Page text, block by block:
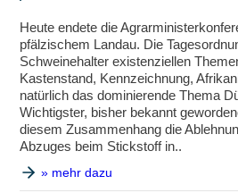
Heute endete die
pfälzischem Landau. Die
Schweinehalter existenziellen
Kastenstand, Kennzeichnung,
natürlich das dominierende Thema
Wichtigster, bisher bekannt
diesem Zusammenhang die
Abzuges beim Stickstoff in..
» mehr dazu